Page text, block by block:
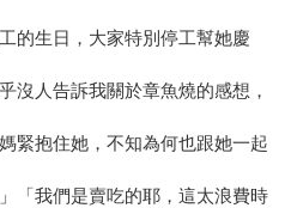
的生日，大家特別停工幫她慶
沒人告訴我關於章魚燒的感想，
緊抱住她，不知為何也跟她一起
「我們是賣吃的耶，這太浪費時